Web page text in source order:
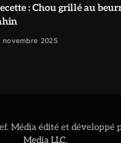
: Chou grillé au
novembre 2025
Média édité et développé
Media LLC.